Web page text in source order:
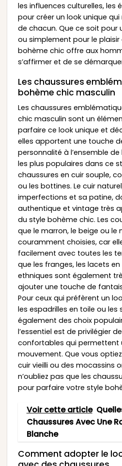
les influences culturelles, les
pour créer un look unique
de chacun. Que ce soit pour
ou simplement pour le plaisir
bohème chic offre aux
s’affirmer et de se
Les chaussures
bohème chic masculin
Les chaussures
chic masculin sont un
parfaire ce look unique et
elles apportent une touche
personnalité à l’ensemble
les plus populaires dans ce
chaussures en cuir souple,
ou les bottines. Le cuir
imperfections et sa patine,
authentique et vintage très
du style bohème chic. Les
que le marron, le beige ou le
couramment choisies, car
facilement avec toutes les
que les franges, les lacets
ethniques sont également
ajouter une touche de
Pour ceux qui préfèrent un
les espadrilles en toile ou les
également des choix
l’essentiel est de privilégier
confortables qui permettent
mouvement. Que vous
cuir vieilli ou des mocassins
n’oubliez pas que les
pour parfaire votre style
Voir cette article
Chaussures Avec Une
Blanche
Comment adopter le